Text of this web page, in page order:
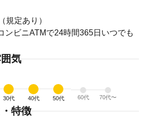
規定あり）
ンビニATMで24時間365日いつでも
気
30代 40代 50代 60代 70代〜
特徴